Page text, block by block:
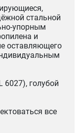
стальной
упорным
и
оставляющего
6027), голубой
все